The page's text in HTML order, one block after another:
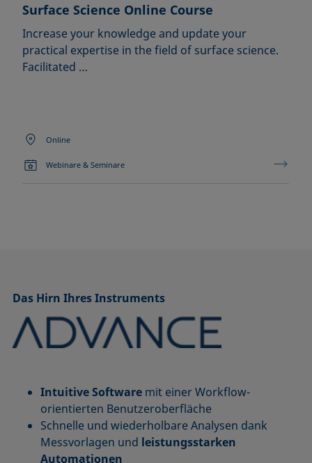
Surface Science Online Course
Increase your knowledge and update your
practical expertise in the field of surface science.
Facilitated …
Online
Webinare & Seminare
Das Hirn Ihres Instruments
Intuitive Software mit einer Workflow-
orientierten Benutzeroberfläche
Schnelle und wiederholbare Analysen dank
Messvorlagen und leistungsstarken
Automationen